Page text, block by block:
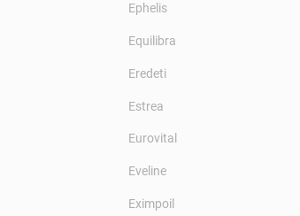
Ephelis
Equilibra
Eredeti
Estrea
Eurovital
Eveline
Eximpoil